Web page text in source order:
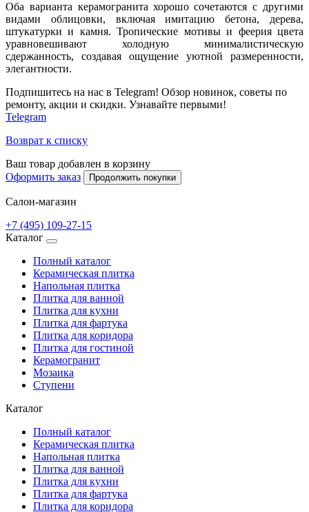
Оба варианта керамогранита хорошо сочетаются с другими
видами облицовки, включая имитацию бетона, дерева,
штукатурки и камня. Тропические мотивы и феерия цвета
уравновешивают холодную минималистическую
сдержанность, создавая ощущение уютной размеренности,
элегантности.
Подпишитесь на нас в Telegram! Обзор новинок, советы по
ремонту, акции и скидки. Узнавайте первыми!
Telegram
Возврат к списку
Ваш товар добавлен в корзину
Оформить заказ
Продолжить покупки
Салон-магазин
+7 (495) 109-27-15
Каталог
Полный каталог
Керамическая плитка
Напольная плитка
Плитка для ванной
Плитка для кухни
Плитка для фартука
Плитка для коридора
Плитка для гостиной
Керамогранит
Мозаика
Ступени
Каталог
Полный каталог
Керамическая плитка
Напольная плитка
Плитка для ванной
Плитка для кухни
Плитка для фартука
Плитка для коридора